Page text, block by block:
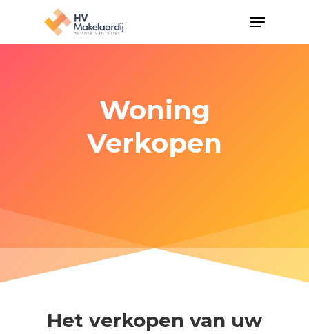
Woning
Verkopen
Het verkopen van uw